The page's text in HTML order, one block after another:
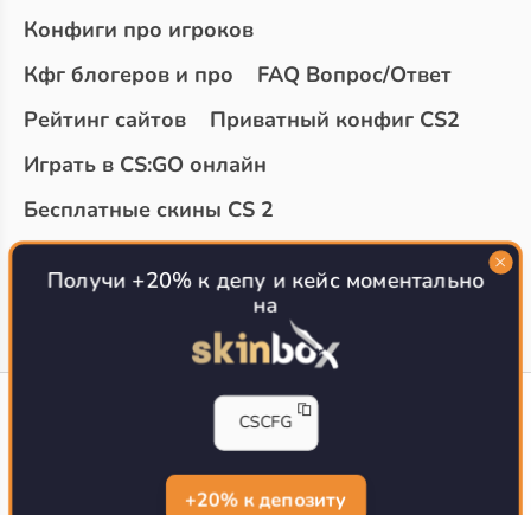
Конфиги про игроков
Кфг блогеров и про
FAQ Вопрос/Ответ
Рейтинг сайтов
Приватный конфиг CS2
Играть в CS:GO онлайн
Бесплатные скины CS 2
Топ сайтов с халявой КС 2
О проекте
CS-CONFIG.com © 2020-2026 г.
Политика конфиденциальности
Получи +20% к депу и кейс моментально
на
CSCFG
+20% к депозиту